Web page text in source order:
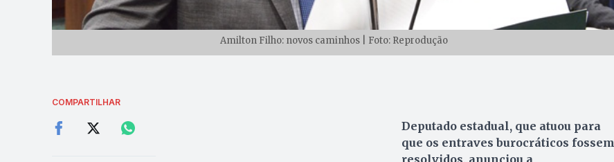
Amilton Filho: novos caminhos | Foto: Reprodução
COMPARTILHAR
Deputado estadual, que atuou para
que os entraves burocráticos fossem
resolvidos, anunciou a